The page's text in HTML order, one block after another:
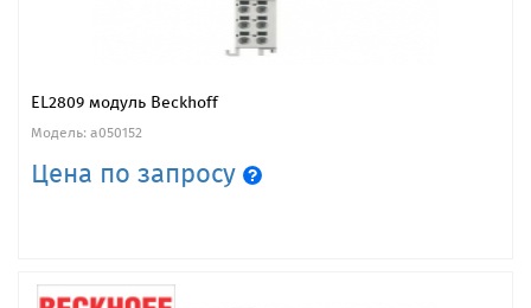
EL2809 модуль Beckhoff
Модель: a050152
Цена по запросу